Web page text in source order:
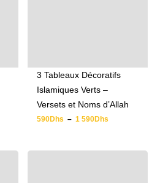
3 Tableaux Décoratifs
Islamiques Verts –
Versets et Noms d’Allah
590Dhs – 1 590Dhs